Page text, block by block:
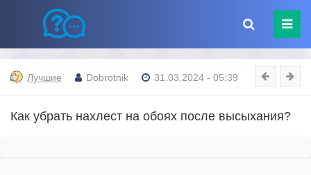
Лучшие Dobrotnik 31.03.2024 - 05:39
Как убрать нахлест на обоях после высыхания?